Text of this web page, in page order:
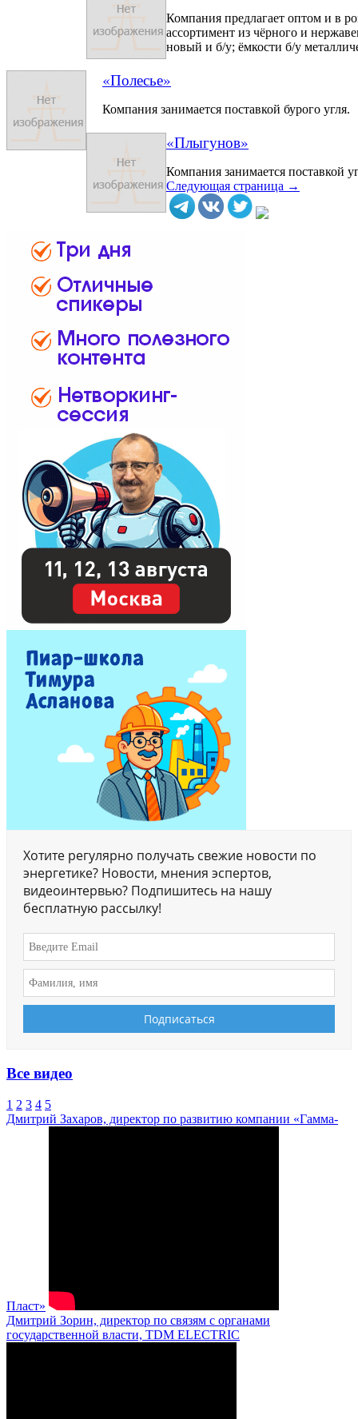
Компания предлагает оптом и в
ассортимент из чёрного и
новый и б/у; ёмкости б/у
«Полесье»
Компания занимается поставкой бурого угля.
«Плыгунов»
Компания занимается поставкой
Следующая страница →
Хотите регулярно получать свежие новости по
энергетике? Новости, мнения эспертов,
видеоинтервью? Подпишитесь на нашу
бесплатную рассылку!
Все видео
1 2 3 4 5
Дмитрий Захаров, директор по развитию компании «Гамма-
Пласт»
Дмитрий Зорин, директор по связям с органами
государственной власти, TDM ELECTRIC